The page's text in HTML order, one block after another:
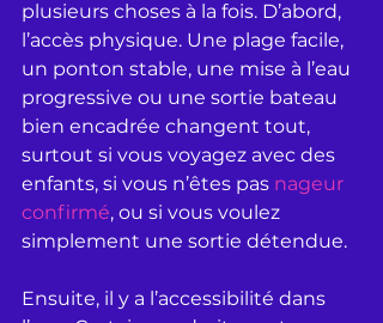
plusieurs choses à la fois. D’abord,
l’accès physique. Une plage facile,
un ponton stable, une mise à l’eau
progressive ou une sortie bateau
bien encadrée changent tout,
surtout si vous voyagez avec des
enfants, si vous n’êtes pas nageur
confirmé, ou si vous voulez
simplement une sortie détendue.
Ensuite, il y a l’accessibilité dans